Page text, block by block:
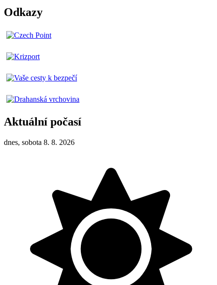
Odkazy
Aktuální počasí
dnes, sobota 8. 8. 2026